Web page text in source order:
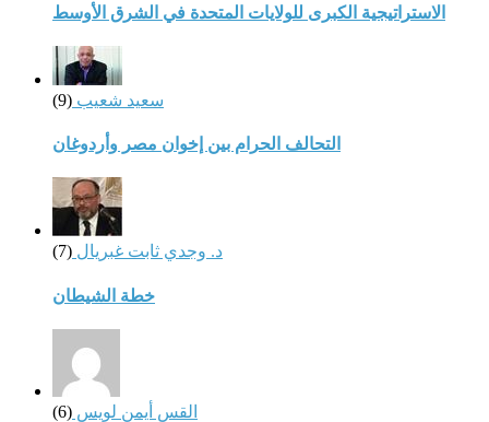
الاستراتيجية الكبرى للولايات المتحدة في الشرق الأوسط
سعيد شعيب (9)
التحالف الحرام بين إخوان مصر وأردوغان
د. وجدي ثابت غبريال (7)
خطة الشيطان
القس أيمن لويس (6)